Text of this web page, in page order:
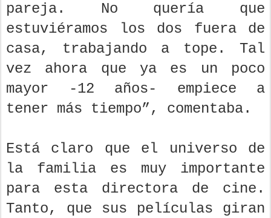
pareja. No quería que
estuviéramos los dos fuera de
casa, trabajando a tope. Tal
vez ahora que ya es un poco
mayor -12 años- empiece a
tener más tiempo”, comentaba.
Está claro que el universo de
la familia es muy importante
para esta directora de cine.
Tanto, que sus películas giran